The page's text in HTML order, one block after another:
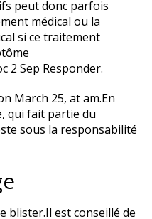
peut donc parfois
médical ou la
si ce traitement
2 Sep Responder.
March 25, at am.En
qui fait partie du
sous la responsabilité
blister.Il est conseillé de